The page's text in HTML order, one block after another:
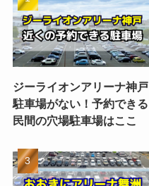
ジーライオンアリーナ神戸
駐車場がない！予約できる
民間の穴場駐車場はここ